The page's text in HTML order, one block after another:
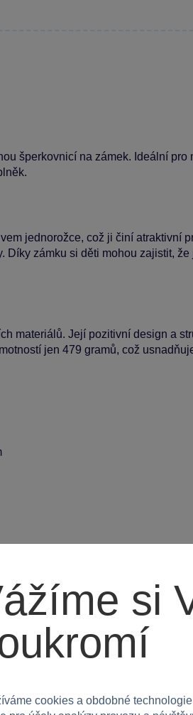
šperkovnicí na zámek. Ideální pro
jednorožce, což ji činí atraktivní
Díky zámku si děti mohou zajistit,
materiálů. Její pozitivní design a
jen 479 gramů, což
holky od 3 let. Skvělý doplněk do
na uchovávání drobností!
si
cookies a obdobné